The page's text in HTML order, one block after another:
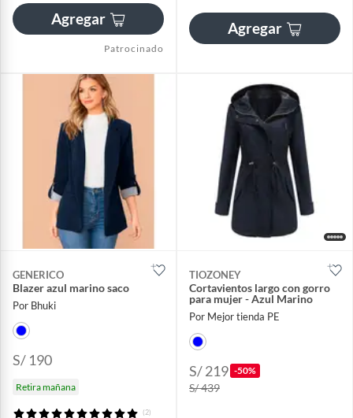
Agregar
Patrocinado
Agregar
GENERICO
Blazer azul marino saco
Por Bhuki
S/ 190
Retira mañana
(2)
TIOZONEY
Cortavientos largo con gorro
para mujer - Azul Marino
Por Mejor tienda PE
S/ 219 -50%
S/ 439